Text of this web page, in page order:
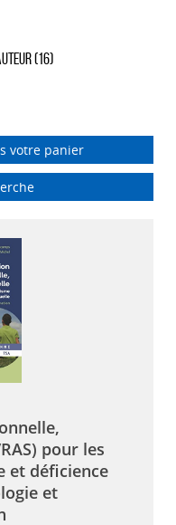
(16)
votre panier
pour les
et déficience
et